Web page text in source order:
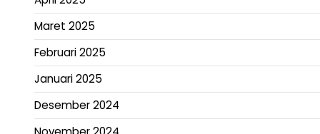
Maret 2025
Februari 2025
Januari 2025
Desember 2024